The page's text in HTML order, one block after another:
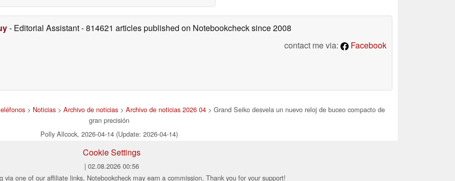
- Editorial Assistant- 814621 articles published on Notebookchecksince 2008
contact me via:
Facebook
> Noticias> Archivo de noticias> Archivo de noticias 2026 04> Grand Seiko desvela un nuevo reloj de buceo compacto de
gran precisión
Polly Allcock, 2026-04-14 (Update: 2026-04-14)
Cookie Settings
| 02.08.2026 00:56
via one of our affiliate links, Notebookcheck may earn a commission. Thank you for your support!